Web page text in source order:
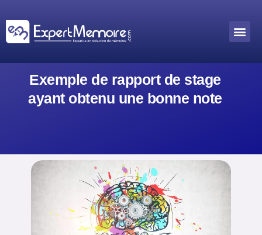
au
contenu
Exemple de rapport de stage
ayant obtenu une bonne note